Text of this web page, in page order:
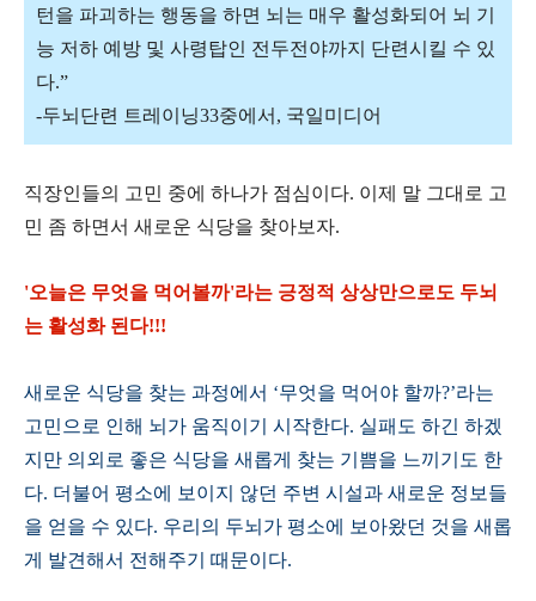
턴을 파괴하는 행동을 하면 뇌는 매우 활성화되어 뇌 기
능 저하 예방 및 사령탑인 전두전야까지 단련시킬 수 있
다.”
-두뇌단련 트레이닝33중에서, 국일미디어
직장인들의 고민 중에 하나가 점심이다. 이제 말 그대로 고
민 좀 하면서 새로운 식당을 찾아보자.
'오늘은 무엇을 먹어볼까'라는 긍정적 상상만으로도 두뇌
는 활성화 된다!!!
새로운 식당을 찾는 과정에서 ‘무엇을 먹어야 할까?’라는
고민으로 인해 뇌가 움직이기 시작한다. 실패도 하긴 하겠
지만 의외로 좋은 식당을 새롭게 찾는 기쁨을 느끼기도 한
다. 더불어 평소에 보이지 않던 주변 시설과 새로운 정보들
을 얻을 수 있다. 우리의 두뇌가 평소에 보아왔던 것을 새롭
게 발견해서 전해주기 때문이다.